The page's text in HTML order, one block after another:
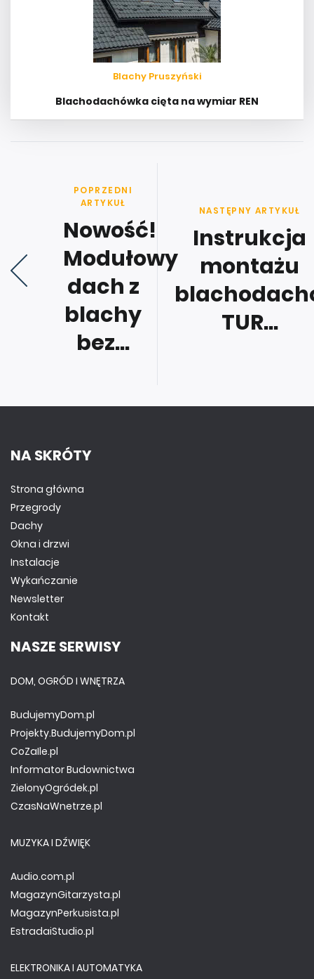
Blachy Pruszyński
Blachodachówka cięta na wymiar REN
POPRZEDNI
ARTYKUŁ
Nowość!
Modułowy
dach z
blachy
bez...
NASTĘPNY ARTYKUŁ
Instrukcja
montażu
TUR...
NA SKRÓTY
Strona główna
Przegrody
Dachy
Okna i drzwi
Instalacje
Wykańczanie
Newsletter
Kontakt
NASZE SERWISY
DOM, OGRÓD I WNĘTRZA
BudujemyDom.pl
Projekty.BudujemyDom.pl
CoZaIle.pl
Informator Budownictwa
ZielonyOgródek.pl
CzasNaWnetrze.pl
MUZYKA I DŹWIĘK
Audio.com.pl
MagazynGitarzysta.pl
MagazynPerkusista.pl
EstradaiStudio.pl
ELEKTRONIKA I AUTOMATYKA